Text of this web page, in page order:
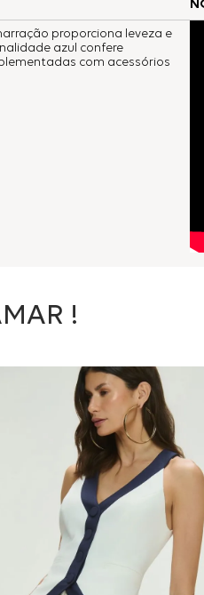
proporciona leveza e
azul confere
com acessórios
!